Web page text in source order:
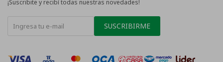
¡Suscribite y recibí todas nuestras novedades!
SUSCRIBIRME